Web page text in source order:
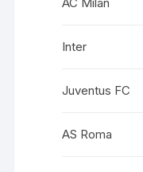
Inter
Juventus FC
AS Roma